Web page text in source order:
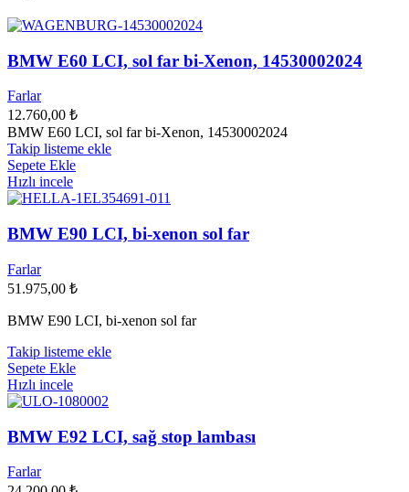
BMW E60 LCI, sol far bi-Xenon, 14530002024
Farlar
12.760,00 ₺
BMW E60 LCI, sol far bi-Xenon, 14530002024
Takip listeme ekle
Sepete Ekle
Hızlı incele
BMW E90 LCI, bi-xenon sol far
Farlar
51.975,00 ₺
BMW E90 LCI, bi-xenon sol far
Takip listeme ekle
Sepete Ekle
Hızlı incele
BMW E92 LCI, sağ stop lambası
Farlar